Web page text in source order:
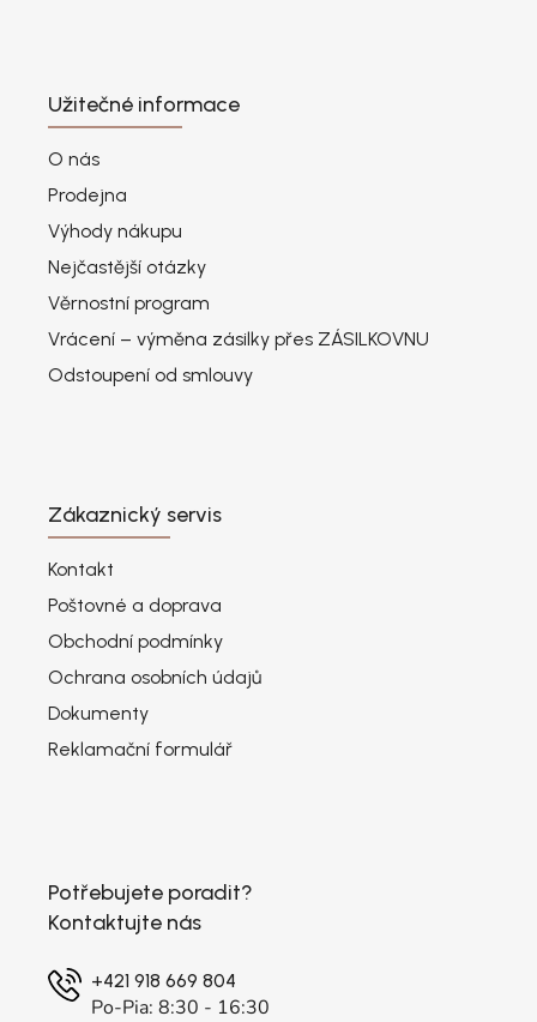
Užitečné informace
O nás
Prodejna
Výhody nákupu
Nejčastější otázky
Věrnostní program
Vrácení – výměna zásilky přes ZÁSILKOVNU
Odstoupení od smlouvy
Zákaznický servis
Kontakt
Poštovné a doprava
Obchodní podmínky
Ochrana osobních údajů
Dokumenty
Reklamační formulář
Potřebujete poradit?
Kontaktujte nás
+421 918 669 804
Po-Pia: 8:30 - 16:30